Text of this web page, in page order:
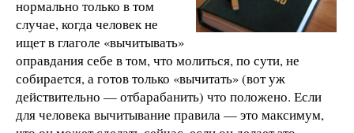
нормально только в том
случае, когда человек не
ищет в глаголе «вычитывать»
оправдания себе в том, что молиться, по сути, не
собирается, а готов только «вычитать» (вот уж
действительно — отбарабанить) что положено. Если
для человека вычитывание правила — это максимум,